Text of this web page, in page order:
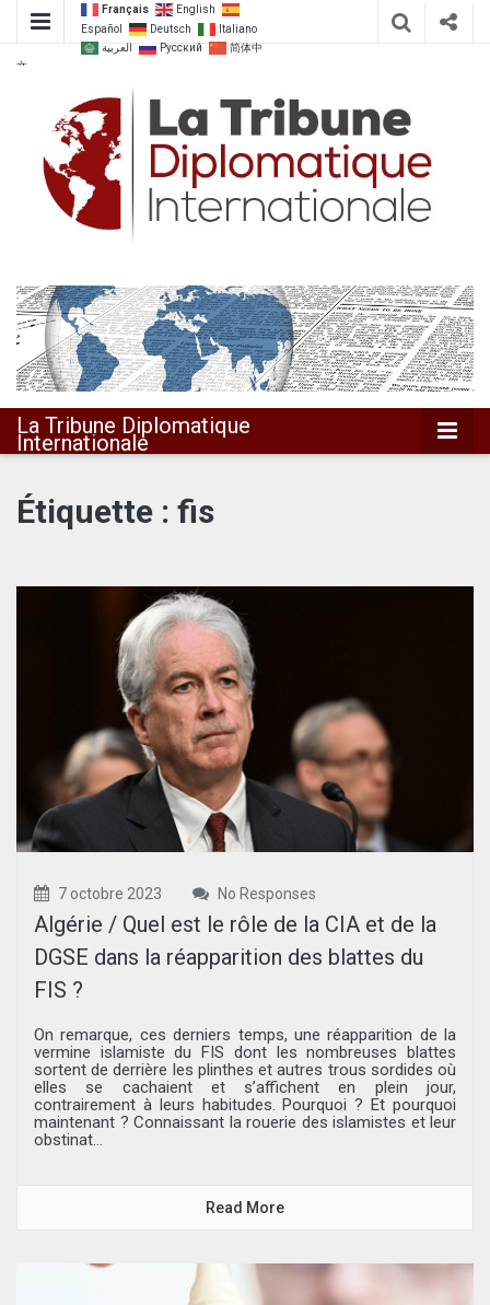
Français
English
Español
Deutsch
Italiano
العربية
Русский
简体中
文
La Tribune
Diplomatique
Internationale
La Tribune Diplomatique
Internationale
Étiquette : fis
7 octobre 2023 No Responses
Algérie / Quel est le rôle de la CIA et de la
DGSE dans la réapparition des blattes du
FIS ?
On remarque, ces derniers temps, une réapparition de la
vermine islamiste du FIS dont les nombreuses blattes
sortent de derrière les plinthes et autres trous sordides où
elles se cachaient et s’affichent en plein jour,
contrairement à leurs habitudes. Pourquoi ? Et pourquoi
maintenant ? Connaissant la rouerie des islamistes et leur
obstinat...
Read More